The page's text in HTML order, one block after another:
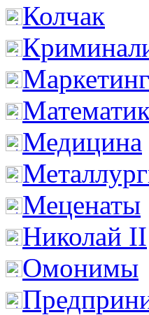
Колчак
Маркетинг
Медицина
Меценаты
Николай II
Омонимы